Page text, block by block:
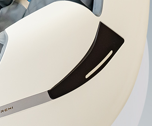
chơi thể thao
thường xuyên với
sức khỏe